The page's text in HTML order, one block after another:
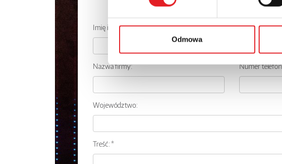
Odmowa
Zapytaj o szczegóły
Imię i nazwisko: * Adres e-mail: *
Nazwa firmy: Numer
Województwo:
Treść: *